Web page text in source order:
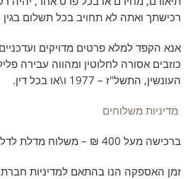
רכישתך ואתה לא תחויב בכל תשלום
אנא הקפד למלא פרטים מדויקים
כוזבים אסורה לחלוטין ומהווה עבירה
העונשין, התשל"ז – 1977 ו\או בכל דין.
מדיניות משלוחים
ברכישה מעל 400 ₪ – משלוח מדלת לדלת חינם.